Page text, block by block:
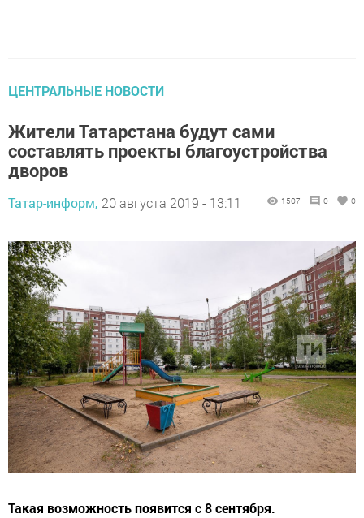
ЦЕНТРАЛЬНЫЕ НОВОСТИ
Жители Татарстана будут сами
составлять проекты благоустройства
дворов
Татар-информ, 20 августа 2019 - 13:11 1507 0 0
Такая возможность появится с 8 сентября.